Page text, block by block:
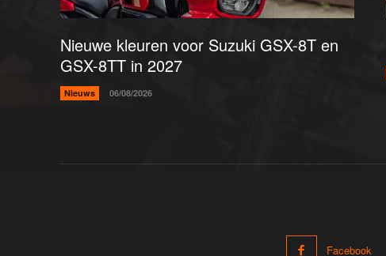
Nieuwe kleuren voor Suzuki GSX-8T en
GSX-8TT in 2027
Nieuws 06/08/2026
Facebook